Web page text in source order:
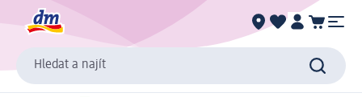
Hledat a najít